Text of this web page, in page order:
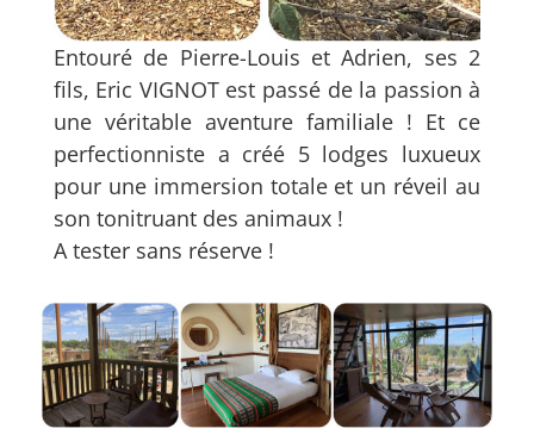
Entouré de Pierre-Louis et Adrien, ses 2
fils, Eric VIGNOT est passé de la passion à
une véritable aventure familiale ! Et ce
perfectionniste a créé 5 lodges luxueux
pour une immersion totale et un réveil au
son tonitruant des animaux !
A tester sans réserve !